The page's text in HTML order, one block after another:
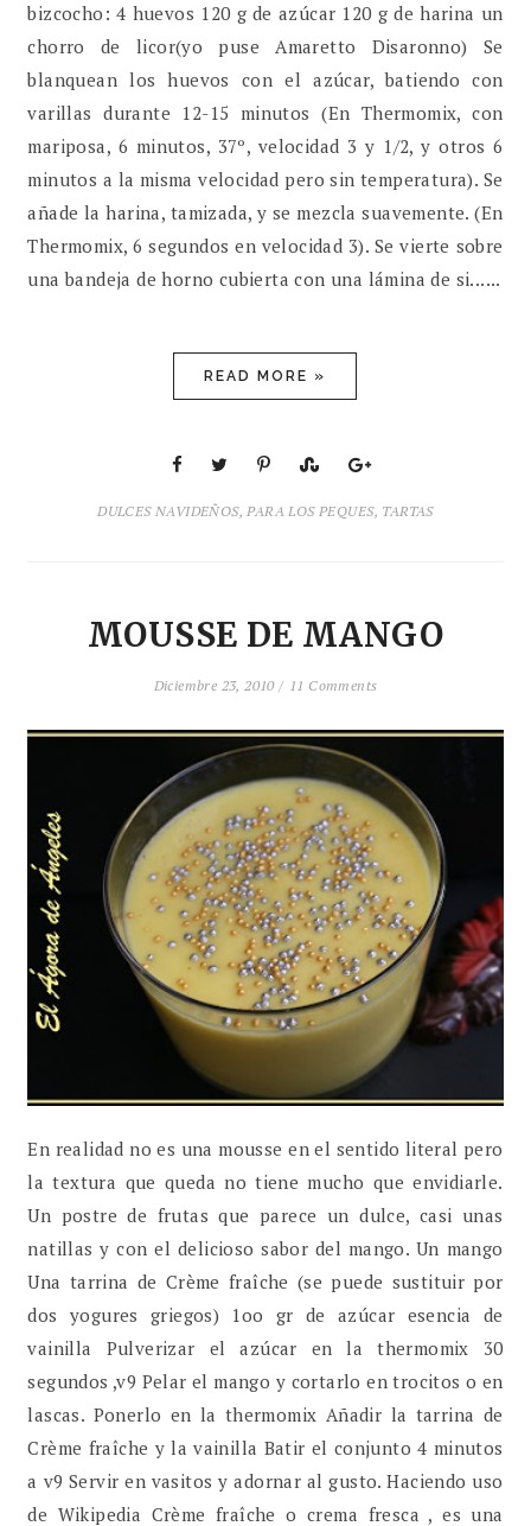
bizcocho: 4 huevos 120 g de azúcar 120 g de harina un
chorro de licor(yo puse Amaretto Disaronno) Se
blanquean los huevos con el azúcar, batiendo con
varillas durante 12-15 minutos (En Thermomix, con
mariposa, 6 minutos, 37º, velocidad 3 y 1/2, y otros 6
minutos a la misma velocidad pero sin temperatura). Se
añade la harina, tamizada, y se mezcla suavemente. (En
Thermomix, 6 segundos en velocidad 3). Se vierte sobre
una bandeja de horno cubierta con una lámina de si......
READ MORE »
DULCES NAVIDEÑOS,PARA LOS PEQUES, TARTAS
MOUSSE DE MANGO
Diciembre 23, 2010 / 11 Comments
En realidad no es una mousse en el sentido literal pero
la textura que queda no tiene mucho que envidiarle.
Un postre de frutas que parece un dulce, casi unas
natillas y con el delicioso sabor del mango. Un mango
Una tarrina de Crème fraîche (se puede sustituir por
dos yogures griegos) 1oo gr de azúcar esencia de
vainilla Pulverizar el azúcar en la thermomix 30
segundos ,v9 Pelar el mango y cortarlo en trocitos o en
lascas. Ponerlo en la thermomix Añadir la tarrina de
Crème fraîche y la vainilla Batir el conjunto 4 minutos
a v9 Servir en vasitos y adornar al gusto. Haciendo uso
de Wikipedia Crème fraîche o crema fresca , es una